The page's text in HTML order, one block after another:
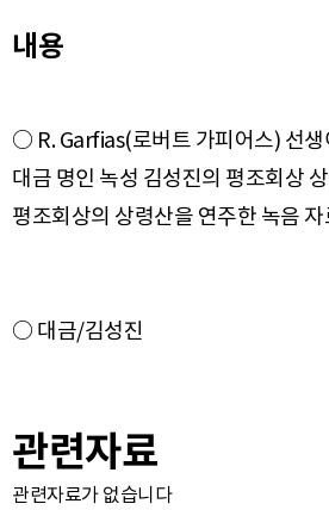
내용
○ R. Garfias(로버트 가피어스) 선
대금 명인 녹성 김성진의 평조회상
관련자료
관련자료가 없습니다